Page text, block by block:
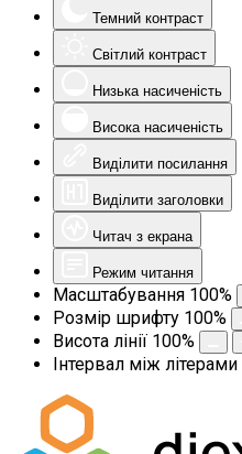
Темний контраст
Світлий контраст
Низька насиченість
Висока насиченість
Виділити посилання
Виділити заголовки
Читач з екрана
Режим читання
Масштабування 100%
Розмір шрифту 100%
Висота лінії 100%
Інтервал між літерами